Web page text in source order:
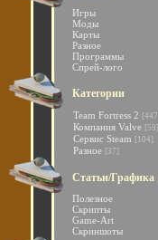
Игры
Моды
Карты
Разное
Программы
Спрей-лого
Категории
Team Fortress 2 [447]
Компания Valve [59]
Сервис Steam [104]
Разное [37]
Статьи/Графика
Полезное
Скрипты
Game-Art
Скриншоты